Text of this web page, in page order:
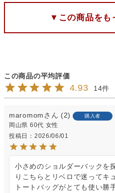
▼この商品をも
4.93 14
maromom 2 購入者
岡山県 60代 女性
投稿日
2026/06/01
小さめのショルダーバックを
りこちらとリベロで迷ってキ
トートバッグがとても使い勝